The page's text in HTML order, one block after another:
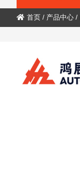
首页/ 产品中心/